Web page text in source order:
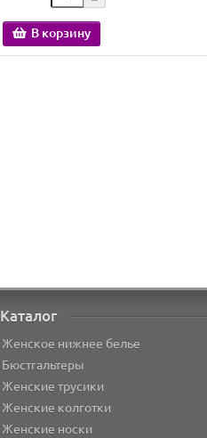
В корзину
Каталог
Женское нижнее белье
Бюстгальтеры
Женские трусики
Женские колготки
Женские носки